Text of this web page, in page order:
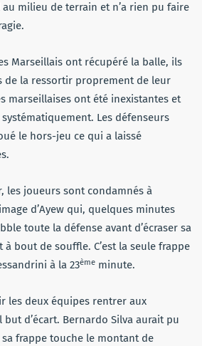
milieu de terrain et n’a rien pu faire
Marseillais ont récupéré la balle, ils
de la ressortir proprement de leur
marseillaises ont été inexistantes et
Les défenseurs
le hors-jeu ce qui a laissé
les joueurs sont condamnés à
d’Ayew qui, quelques minutes
toute la défense avant d’écraser sa
bout de souffle. C’est la seule frappe
à la 23ème minute.
les deux équipes rentrer aux
but d’écart. Bernardo Silva aurait pu
frappe touche le montant de